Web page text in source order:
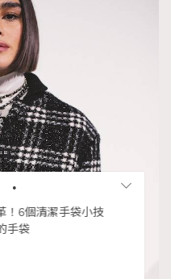
！6個清潔手袋小技
手袋